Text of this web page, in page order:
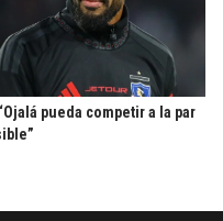
pueda competir a la par